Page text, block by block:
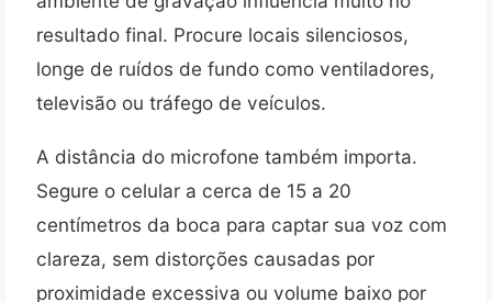
resultado final. Procure locais silenciosos,
longe de ruídos de fundo como ventiladores,
televisão ou tráfego de veículos.
A distância do microfone também importa.
Segure o celular a cerca de 15 a 20
centímetros da boca para captar sua voz com
clareza, sem distorções causadas por
proximidade excessiva ou volume baixo por